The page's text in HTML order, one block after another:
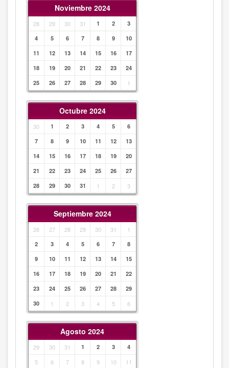
Noviembre 2024
28 29 30 31 1 2
3
4
5 6 7 8 9
10
11
12 13 14 15 16
17
18
19 20 21 22 23
24
25
26 27 28 29 30 1
Octubre 2024
30 1 2 3 4 5
6
7
8 9 10 11 12
13
14
15 16 17 18 19
20
21
22 23 24 25 26
27
28
29 30 31 1 2 3
Septiembre 2024
26 27 28 29 30 31 1
2 3 4 5 6 7
8
9
10 11 12 13 14
15
16
17 18 19 20 21
22
23
24 25 26 27 28
29
30
1 2 3 4 5 6
Agosto 2024
29 30 31 1 2 3 4
5 6 7 8 9 10
11